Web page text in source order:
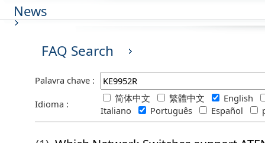
News
FAQ Search
Palavra chave :
Idioma :
简体中文 繁體中文
English
Italiano
Português Español